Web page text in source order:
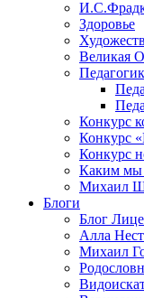
Здоровье
Великая
Конкурс
Конкурс
Конкурс
Каким мы
Михаил
Блоги
Блог
Алла
Михаил